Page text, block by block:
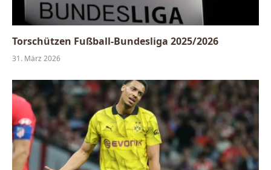
Torschützen Fußball-Bundesliga 2025/2026
31. März 2026